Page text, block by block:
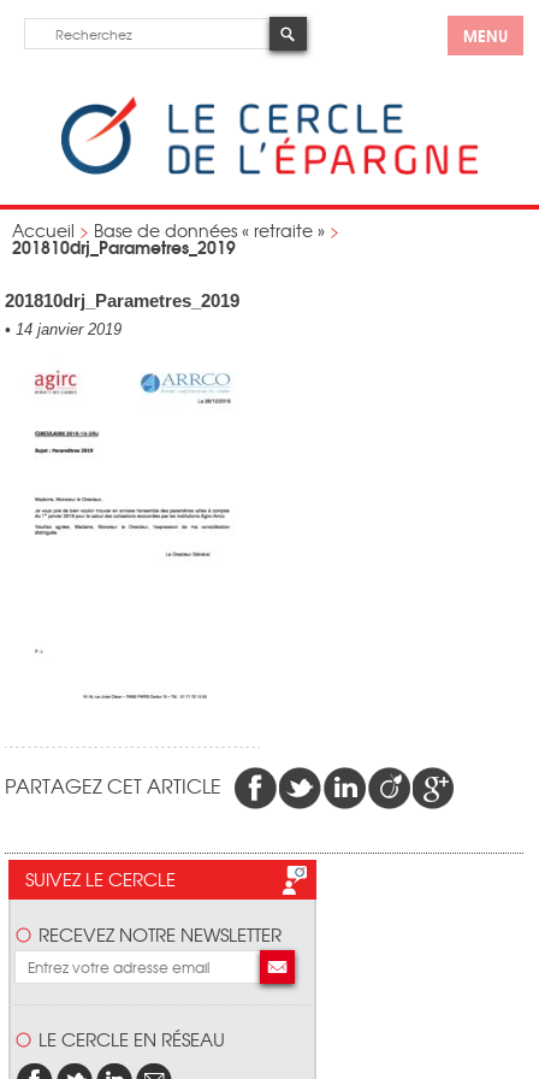
MENU
Accueil > Base de données « retraite » >
201810drj_Parametres_2019
201810drj_Parametres_2019
• 14 janvier 2019
PARTAGEZ CET ARTICLE
SUIVEZ LE CERCLE
RECEVEZ NOTRE NEWSLETTER
LE CERCLE EN RÉSEAU